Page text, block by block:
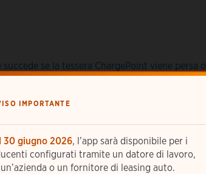
IMPORTANTE
30 giugno 2026, l’app sarà disponibile per i
configurati tramite un datore di lavoro,
un’azienda o un fornitore di leasing auto.
succede se la tessera ChargePoint viene persa o
richiedere una tessera ChargePoint?